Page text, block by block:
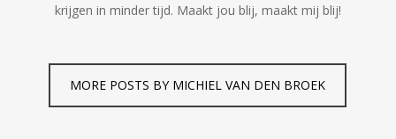
krijgen in minder tijd. Maakt jou blij, maakt mij blij!
MORE POSTS BY MICHIEL VAN DEN BROEK